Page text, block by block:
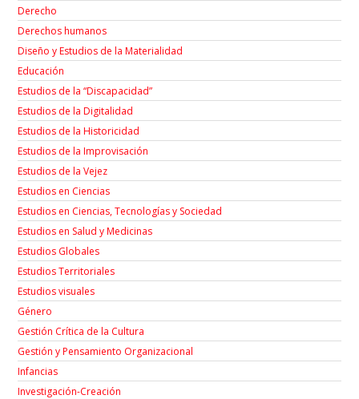
Derecho
Derechos humanos
Diseño y Estudios de la Materialidad
Educación
Estudios de la “Discapacidad”
Estudios de la Digitalidad
Estudios de la Historicidad
Estudios de la Improvisación
Estudios de la Vejez
Estudios en Ciencias
Estudios en Ciencias, Tecnologías y Sociedad
Estudios en Salud y Medicinas
Estudios Globales
Estudios Territoriales
Estudios visuales
Género
Gestión Crítica de la Cultura
Gestión y Pensamiento Organizacional
Infancias
Investigación-Creación